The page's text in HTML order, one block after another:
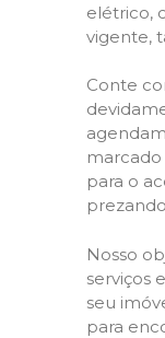
elétrico,
vigente,
Conte
para o
Nosso
serviços
seu
para